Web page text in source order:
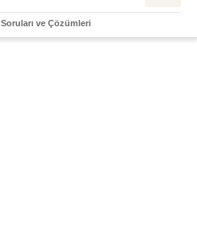
ve Çözümleri